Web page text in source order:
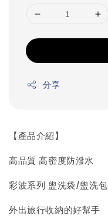
分享
【產品介紹】
高品質 高密度防潑水
彩波系列 盥洗袋/盥洗包
外出旅行收納的好幫手